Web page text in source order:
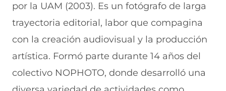
por la UAM (2003). Es un fotógrafo de larga
trayectoria editorial, labor que compagina
con la creación audiovisual y la producción
artística. Formó parte durante 14 años del
colectivo NOPHOTO, donde desarrolló una